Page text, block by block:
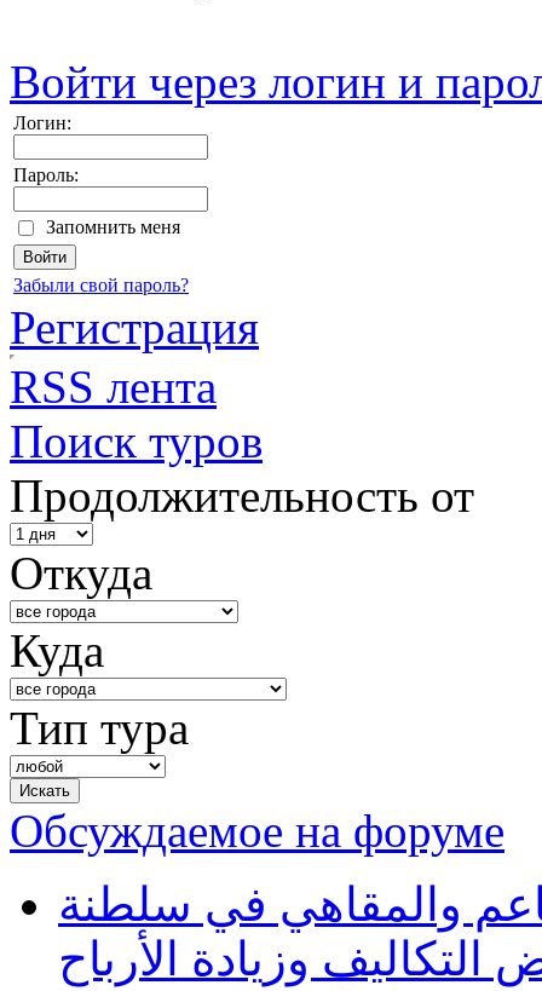
Войти через логин и
Логин:
Пароль:
Запомнить меня
Забыли свой пароль?
Регистрация
RSS лента
Поиск туров
Продолжительность от
Откуда
Куда
Тип тура
Обсуждаемое на форуме
والمقاهي في سلطنة
وزيادة الأرباح